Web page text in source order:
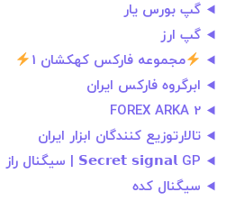
گپ بورس یار
گپ ارز
مجموعه فارکس کهکشان 1
ابرگروه فارکس ایران
FOREX ARKA 2
تالارتوزیع کنندگان ابزار ایران
𝗦𝗲𝗰𝗿𝗲𝘁 𝘀𝗶𝗴𝗻𝗮𝗹 GP | سیگنال راز
سیگنال کده